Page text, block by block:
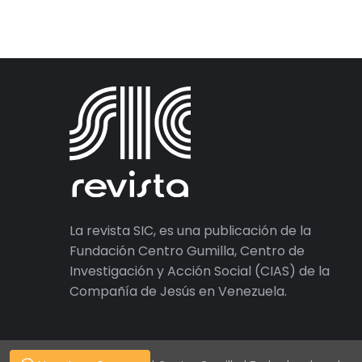
La revista SIC, es una publicación de la
Fundación Centro Gumilla, Centro de
Investigación y Acción Social (CIAS) de la
Compañía de Jesús en Venezuela.